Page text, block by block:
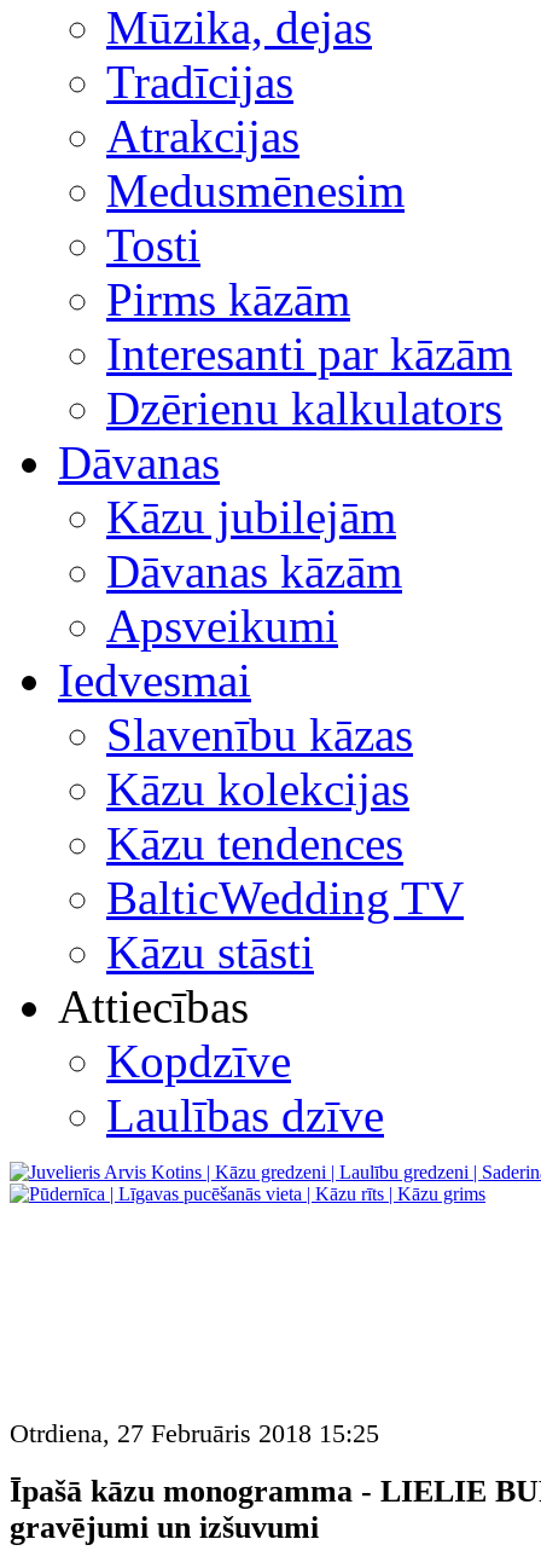
Mūzika, dejas
Tradīcijas
Atrakcijas
Medusmēnesim
Tosti
Pirms kāzām
Interesanti par kāzām
Dzērienu kalkulators
Dāvanas
Kāzu jubilejām
Dāvanas kāzām
Apsveikumi
Iedvesmai
Slavenību kāzas
Kāzu kolekcijas
Kāzu tendences
BalticWedding TV
Kāzu stāsti
Attiecības
Kopdzīve
Laulības dzīve
Otrdiena, 27 Februāris 2018 15:25
Īpašā kāzu monogramma - LIELIE
gravējumi un izšuvumi